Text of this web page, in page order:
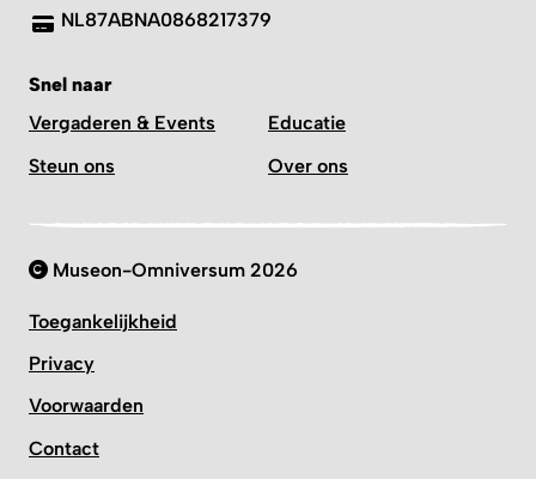
NL87ABNA0868217379
Snel naar
Vergaderen & Events
Educatie
Steun ons
Over ons
Museon-Omniversum 2026
Toegankelijkheid
Privacy
Voorwaarden
Contact